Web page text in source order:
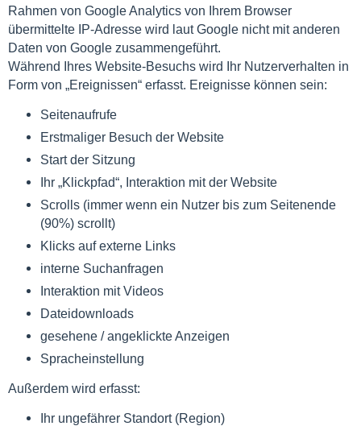
Rahmen von Google Analytics von Ihrem Browser
übermittelte IP-Adresse wird laut Google nicht mit anderen
Daten von Google zusammengeführt.
Während Ihres Website-Besuchs wird Ihr Nutzerverhalten in
Form von „Ereignissen“ erfasst. Ereignisse können sein:
Seitenaufrufe
Erstmaliger Besuch der Website
Start der Sitzung
Ihr „Klickpfad“, Interaktion mit der Website
Scrolls (immer wenn ein Nutzer bis zum Seitenende
(90%) scrollt)
Klicks auf externe Links
interne Suchanfragen
Interaktion mit Videos
Dateidownloads
gesehene / angeklickte Anzeigen
Spracheinstellung
Außerdem wird erfasst:
Ihr ungefährer Standort (Region)